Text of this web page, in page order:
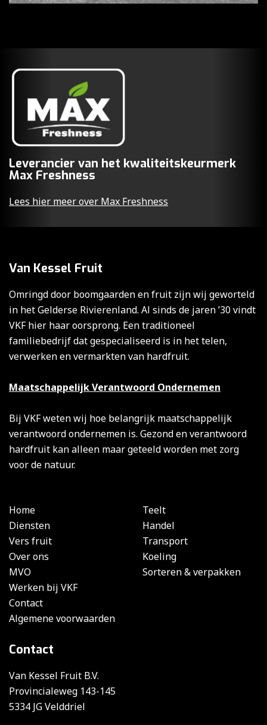
Leverancier van het kwaliteitskeurmerk
Max Freshness
Lees hier meer over Max Freshness
Van Kessel Fruit
Omringd door boomgaarden en fruit zijn wij geworteld
in het Gelderse Rivierenland. Al sinds de jaren ’30 vindt
VKF hier haar oorsprong. Een traditioneel
familiebedrijf dat gespecialiseerd is in het telen,
verwerken en vermarkten van hardfruit.
Maatschappelijk Verantwoord Ondernemen
Bij VKF weten wij hoe belangrijk maatschappelijk
verantwoord ondernemen is. Gezond en verantwoord
hardfruit kan alleen maar geteeld worden met zorg
voor de natuur.
Home
Diensten
Vers fruit
Over ons
MVO
Werken bij VKF
Contact
Algemene voorwaarden
Teelt
Handel
Transport
Koeling
Sorteren & verpakken
Contact
Van Kessel Fruit B.V.
Provincialeweg 143-145
5334 JG Velddriel